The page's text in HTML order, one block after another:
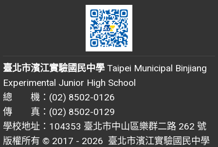
臺北市濱江實驗國民中學 Taipei Municipal Binjiang
Experimental Junior High School
總 機：(02) 8502-0126
傳 真：(02) 8502-0129
學校地址：104353 臺北市中山區樂群二路 262 號
版權所有 © 2017 - 2026 臺北市濱江實驗國民中學